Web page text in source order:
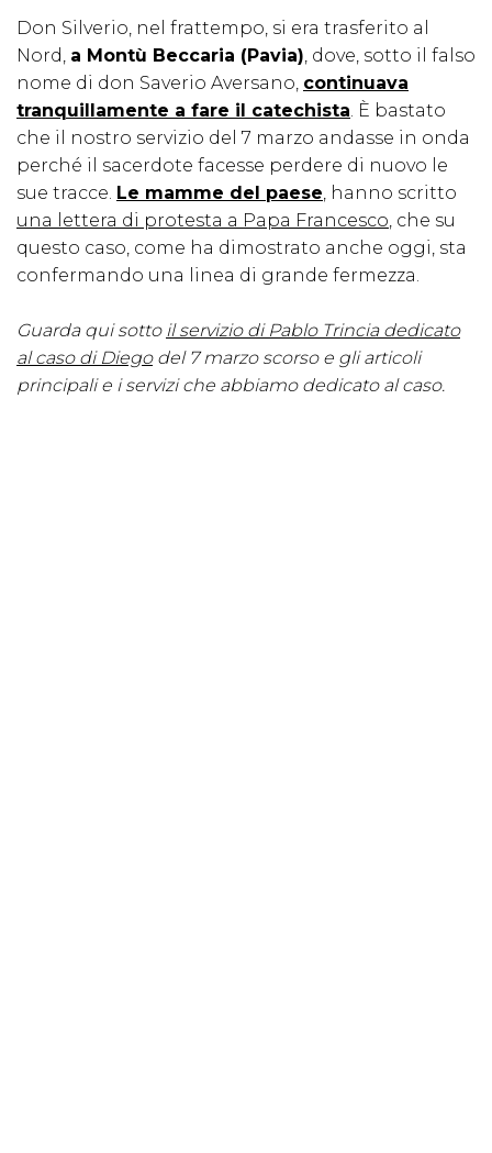
Don Silverio, nel frattempo, si era trasferito al
Nord, a Montù Beccaria (Pavia) , dove, sotto il falso
nome di don Saverio Aversano, continuava
tranquillamente a fare il catechista . È bastato
che il nostro servizio del 7 marzo andasse in onda
perché il sacerdote facesse perdere di nuovo le
sue tracce. Le mamme del paese , hanno scritto
una lettera di protesta a Papa Francesco , che su
questo caso, come ha dimostrato anche oggi, sta
confermando una linea di grande fermezza.
Guarda qui sotto il servizio di Pablo Trincia dedicato
al caso di Diegodel 7 marzo scorso e gli articoli
principali e i servizi che abbiamo dedicato al caso.